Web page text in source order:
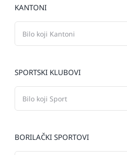
KANTONI
SPORTSKI KLUBOVI
BORILAČKI SPORTOVI